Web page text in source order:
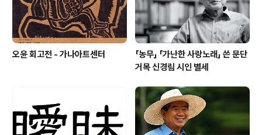
오윤 회고전 - 가나아트센터
「농무」 「가난한 사랑노래」 쓴 문단
거목 신경림 시인 별세